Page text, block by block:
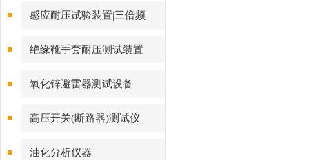
感应耐压试验装置|三倍频
绝缘靴手套耐压测试装置
氧化锌避雷器测试设备
高压开关(断路器)测试仪
油化分析仪器